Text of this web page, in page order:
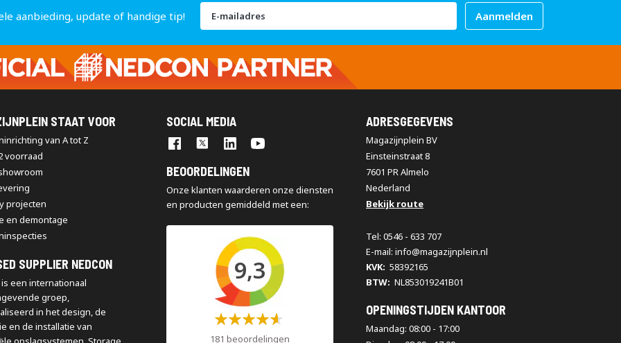
aanbieding, update of handige tip!
Abonneer
op
onze
nieuwsbrief
Aanmelden
STAAT VOOR
van A tot Z
voorraad
projecten
en demontage
SUPPLIER NEDCON
een internationaal
groep,
in het design, de
en de installatie van
SOCIAL MEDIA
BEOORDELINGEN
Onze klanten waarderen onze diensten
en producten gemiddeld met een:
9,3
Waardering:
181 beoordelingen
ADRESGEGEVENS
Magazijnplein BV
Einsteinstraat 8
7601 PR Almelo
Nederland
Bekijk route
Tel: 0546 - 633 707
E-mail: info@magazijnplein.nl
KVK: 58392165
BTW: NL853019241B01
OPENINGSTIJDEN KANTOOR
Maandag: 08:00 - 17:00